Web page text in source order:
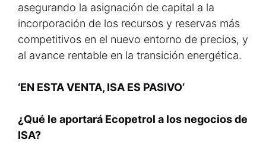
asegurando la asignación de capital a la
incorporación de los recursos y reservas más
competitivos en el nuevo entorno de precios, y
al avance rentable en la transición energética.
‘EN ESTA VENTA, ISA ES PASIVO’
¿Qué le aportará Ecopetrol a los negocios de
ISA?